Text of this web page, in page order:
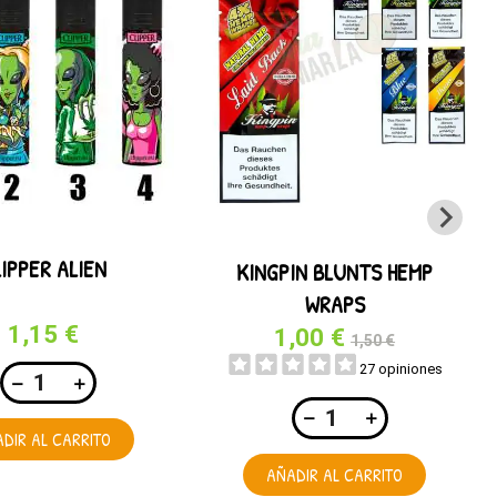
ALIEN
1,15 €
AL CARRITO
KINGPIN BLUNTS HEMP
WRAPS
1,00 € 1,50 €
27 opiniones
AÑADIR AL CARRITO